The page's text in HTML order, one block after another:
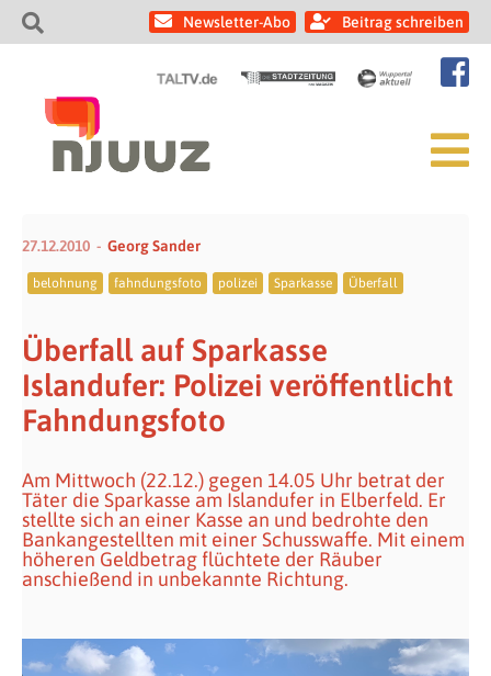
Newsletter-Abo Beitrag schreiben
27.12.2010 Georg Sander
belohnung fahndungsfoto polizei Sparkasse Überfall
Überfall auf Sparkasse
Islandufer: Polizei veröffentlicht
Fahndungsfoto
Am Mittwoch (22.12.) gegen 14.05 Uhr betrat der
Täter die Sparkasse am Islandufer in Elberfeld. Er
stellte sich an einer Kasse an und bedrohte den
Bankangestellten mit einer Schusswaffe. Mit einem
höheren Geldbetrag flüchtete der Räuber
anschießend in unbekannte Richtung.